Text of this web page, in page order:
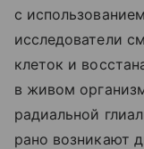
с
исследователи
клеток и
в живом
радиальной
рано возникают